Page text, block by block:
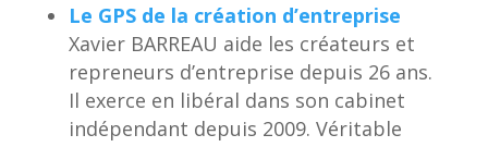
Le GPS de la création d’entreprise
Xavier BARREAU aide les créateurs et
repreneurs d’entreprise depuis 26 ans.
Il exerce en libéral dans son cabinet
indépendant depuis 2009. Véritable